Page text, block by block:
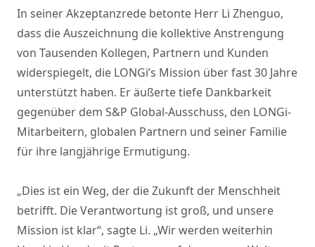
In seiner Akzeptanzrede betonte Herr Li Zhenguo,
dass die Auszeichnung die kollektive Anstrengung
von Tausenden Kollegen, Partnern und Kunden
widerspiegelt, die LONGi’s Mission über fast 30 Jahre
unterstützt haben. Er äußerte tiefe Dankbarkeit
gegenüber dem S&P Global-Ausschuss, den LONGi-
Mitarbeitern, globalen Partnern und seiner Familie
für ihre langjährige Ermutigung.
„Dies ist ein Weg, der die Zukunft der Menschheit
betrifft. Die Verantwortung ist groß, und unsere
Mission ist klar“, sagte Li. „Wir werden weiterhin